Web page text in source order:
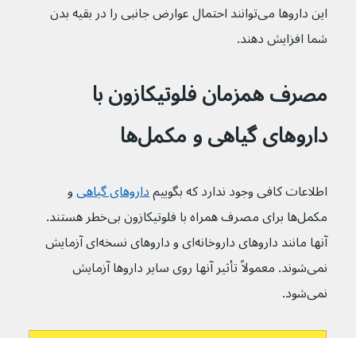
این داروها می‌توانند احتمال عوارض جانبی را در بقیه بدن
شما افزایش دهند.
مصرف همزمان فلوتیکازون با
داروهای گیاهی و مکمل‌ها
اطلاعات کافی وجود ندارد که بگوییم داروهای گیاهی و
مکمل‌ها برای مصرف همراه با فلوتیکازون بی‌خطر هستند.
آنها مانند داروهای داروخانه‌‌ای و داروهای نسخه‌ای آزمایش
نمی‌شوند. معمولاً تأثیر آنها روی سایر داروها آزمایش
نمی‌شود.